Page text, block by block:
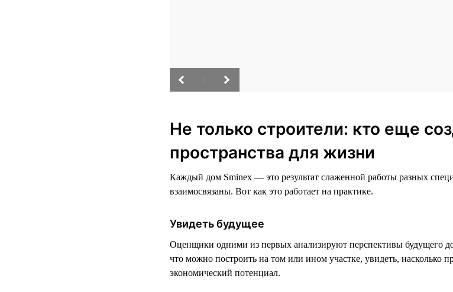
Не только строители: кто еще
пространства для жизни
Каждый дом Sminex — это результат слаженной работы разных
взаимосвязаны. Вот как это работает на практике.
Увидеть будущее
Оценщики одними из первых анализируют перспективы будущего
что можно построить на том или ином участке, увидеть, насколько
экономический потенциал.